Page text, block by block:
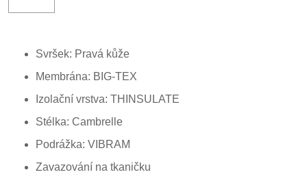
Svršek: Pravá kůže
Membrána: BIG-TEX
Izolační vrstva: THINSULATE
Stélka: Cambrelle
Podrážka: VIBRAM
Zavazování na tkaničku